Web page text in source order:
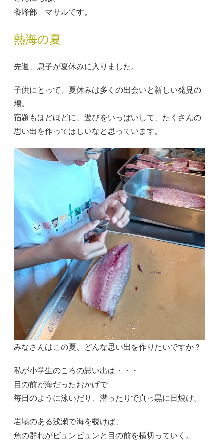
養蜂部 マサルです。
熱海の夏
先週、息子が夏休みに入りました。
子供にとって、夏休みは多くの出会いと新しい発見の
場。
宿題もほどほどに、遊びをいっぱいして、たくさんの
思い出を作ってほしいなと思っています。
みなさんはこの夏、どんな思い出を作りたいですか？
私が小学生のころの思い出は・・・
目の前が海だったおかげで
毎日のように泳いだり、潜ったりで真っ黒に日焼け。
岩場のある浅瀬で海を覗けば、
魚の群れがビュンビュンと目の前を横切っていく。